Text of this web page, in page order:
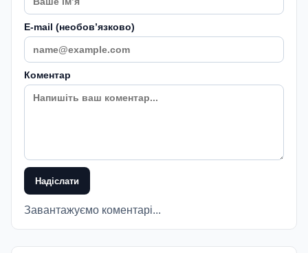
E-mail (необовʼязково)
Коментар
Надіслати
Завантажуємо коментарі...